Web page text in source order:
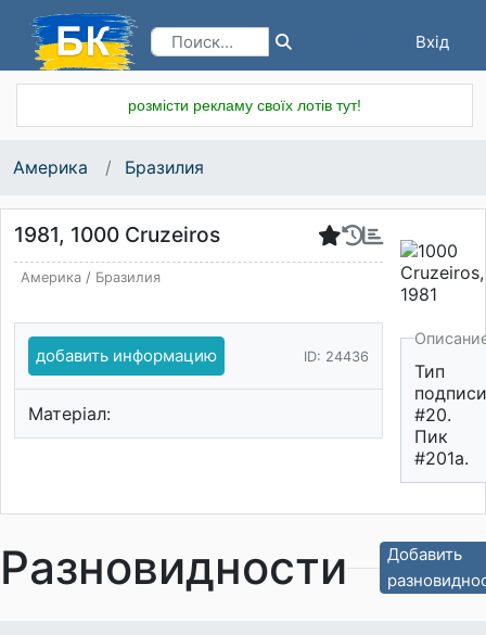
Вхід
розмісти рекламу своїх лотів тут!
Америка Бразилия
1981, 1000 Cruzeiros
Америка/ Бразилия
добавить информацию ID: 24436
Матеріал:
Тип
подписи
#20.
Пик
#201а.
Разновидности
Добавить